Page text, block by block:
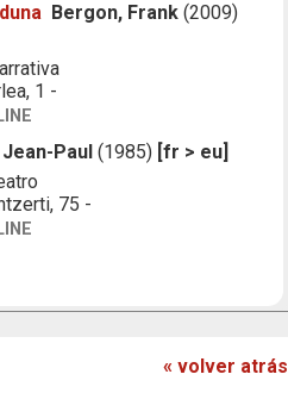
Bergon, Frank (2009)
1 -
Paul (1985) [fr > eu]
75 -
« volver atrás